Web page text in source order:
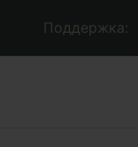
Поддержка: